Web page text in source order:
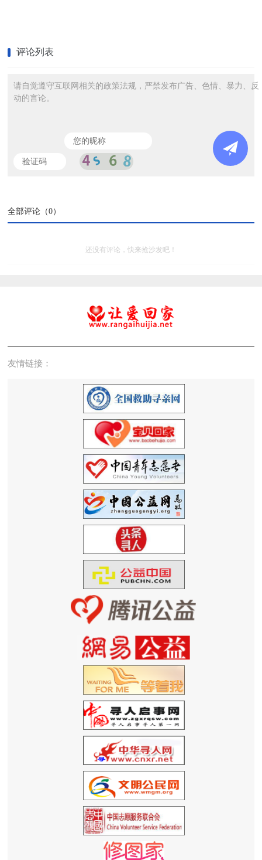
评论列表
请自觉遵守互联网相关的政策法规，严禁发布广告、色情、暴力、反
动的言论。
全部评论（0）
还没有评论，快来抢沙发吧！
友情链接：